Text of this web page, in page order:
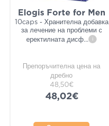
Elogis Forte for Men
10caps - Хранителна добавка
за лечение на проблеми с
еректилната дисф... i
Препоръчителна цена на
дребно
48,50€
48,02€